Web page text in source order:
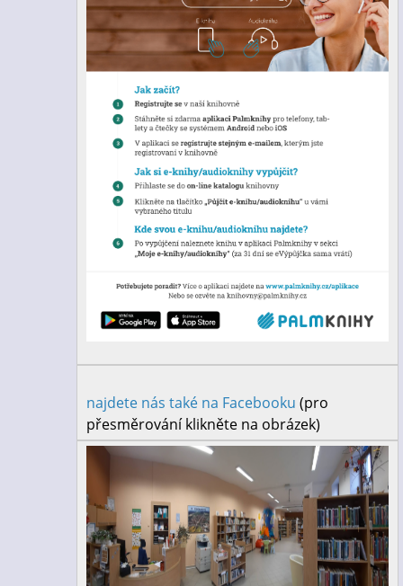
najdete nás také na Facebooku (pro
přesměrování klikněte na obrázek)